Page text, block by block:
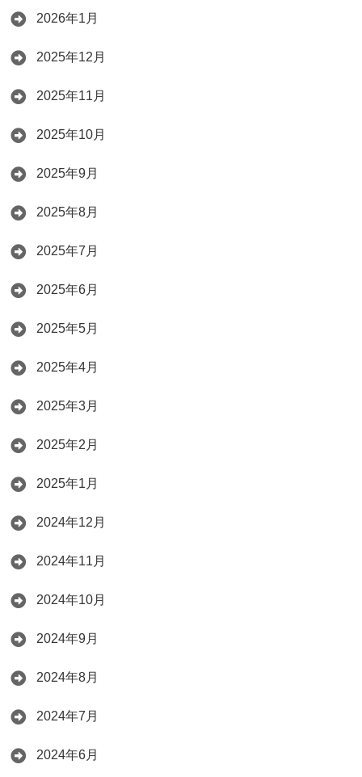
2026年1月
2025年12月
2025年11月
2025年10月
2025年9月
2025年8月
2025年7月
2025年6月
2025年5月
2025年4月
2025年3月
2025年2月
2025年1月
2024年12月
2024年11月
2024年10月
2024年9月
2024年8月
2024年7月
2024年6月